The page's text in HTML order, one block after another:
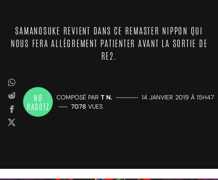
SAMANOSUKE REVIENT DANS CE REMASTER NIPPON QUI
NOUS FERA ALLÈGREMENT PATIENTER AVANT LA SORTIE DE
RE2.
NO
RAGOTZ
COMPOSÉ PAR T N. ————— 14 JANVIER 2019 À 15H47
—— 7078 VUES